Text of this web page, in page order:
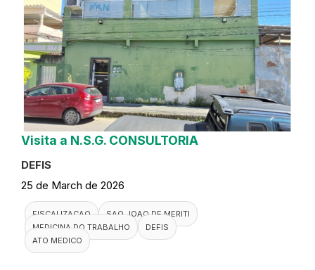
Visita a N.S.G. CONSULTORIA
DEFIS
25 de March de 2026
FISCALIZACAO
SAO JOAO DE MERITI
MEDICINA DO TRABALHO
DEFIS
ATO MEDICO